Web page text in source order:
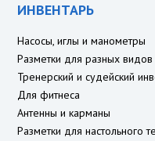
ИНВЕНТАРЬ
Насосы, иглы и манометры
Разметки для разных видов
Тренерский и судейский
Для фитнеса
Антенны и карманы
Разметки для настольного